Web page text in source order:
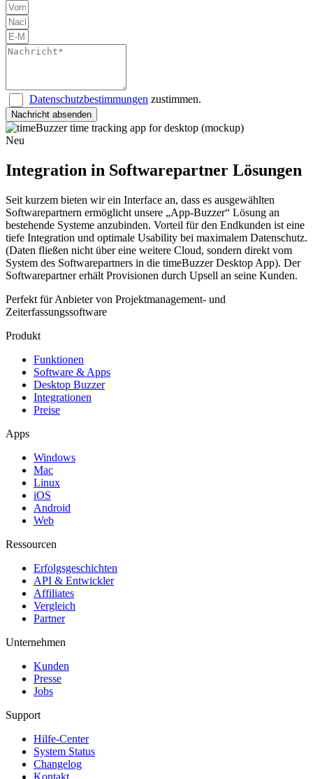
Datenschutzbestimmungen zustimmen.
Nachricht absenden
Neu
Integration in Softwarepartner Lösungen
Seit kurzem bieten wir ein Interface an, dass es ausgewählten
Softwarepartnern ermöglicht unsere „App-Buzzer“ Lösung an
bestehende Systeme anzubinden. Vorteil für den Endkunden ist eine
tiefe Integration und optimale Usability bei maximalem Datenschutz.
(Daten fließen nicht über eine weitere Cloud, sondern direkt vom
System des Softwarepartners in die timeBuzzer Desktop App). Der
Softwarepartner erhält Provisionen durch Upsell an seine Kunden.
Perfekt für Anbieter von Projektmanagement- und
Zeiterfassungssoftware
Produkt
Funktionen
Software & Apps
Desktop Buzzer
Integrationen
Preise
Apps
Windows
Mac
Linux
iOS
Android
Web
Ressourcen
Erfolgsgeschichten
API & Entwickler
Affiliates
Vergleich
Partner
Unternehmen
Kunden
Presse
Jobs
Support
Hilfe-Center
System Status
Changelog
Kontakt